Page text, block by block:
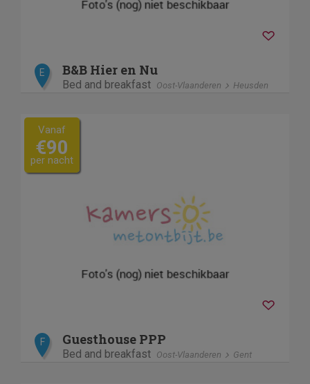
E B&B Hier en Nu
Bed and breakfast Oost-Vlaanderen Heusden
Vanaf
€90
per nacht
F Guesthouse PPP
Bed and breakfast Oost-Vlaanderen Gent